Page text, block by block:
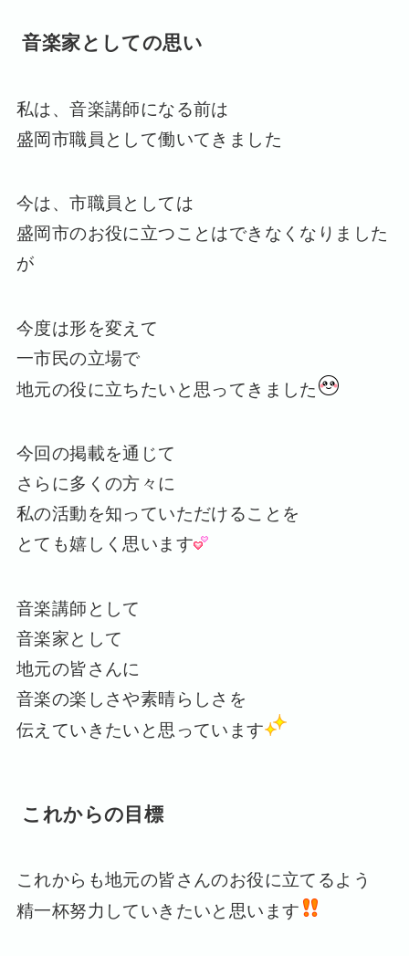
音楽家としての思い
私は、音楽講師になる前は
盛岡市職員として働いてきました
今は、市職員としては
盛岡市のお役に立つことはできなくなりました
が
今度は形を変えて
一市民の立場で
地元の役に立ちたいと思ってきました
今回の掲載を通じて
さらに多くの方々に
私の活動を知っていただけることを
とても嬉しく思います
音楽講師として
音楽家として
地元の皆さんに
音楽の楽しさや素晴らしさを
伝えていきたいと思っています
これからの目標
これからも地元の皆さんのお役に立てるよう
精一杯努力していきたいと思います